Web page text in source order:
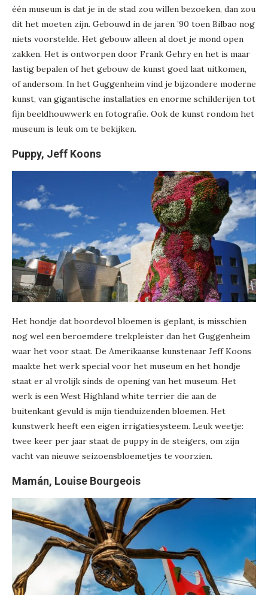
één museum is dat je in de stad zou willen bezoeken, dan zou
dit het moeten zijn. Gebouwd in de jaren ’90 toen Bilbao nog
niets voorstelde. Het gebouw alleen al doet je mond open
zakken. Het is ontworpen door Frank Gehry en het is maar
lastig bepalen of het gebouw de kunst goed laat uitkomen,
of andersom. In het Guggenheim vind je bijzondere moderne
kunst, van gigantische installaties en enorme schilderijen tot
fijn beeldhouwwerk en fotografie. Ook de kunst rondom het
museum is leuk om te bekijken.
Puppy, Jeff Koons
Het hondje dat boordevol bloemen is geplant, is misschien
nog wel een beroemdere trekpleister dan het Guggenheim
waar het voor staat. De Amerikaanse kunstenaar Jeff Koons
maakte het werk special voor het museum en het hondje
staat er al vrolijk sinds de opening van het museum. Het
werk is een West Highland white terrier die aan de
buitenkant gevuld is mijn tienduizenden bloemen. Het
kunstwerk heeft een eigen irrigatiesysteem. Leuk weetje:
twee keer per jaar staat de puppy in de steigers, om zijn
vacht van nieuwe seizoensbloemetjes te voorzien.
Mamán, Louise Bourgeois